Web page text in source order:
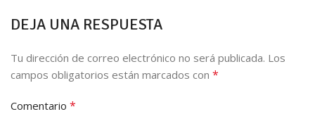
DEJA UNA RESPUESTA
Tu dirección de correo electrónico no será publicada. Los
campos obligatorios están marcados con *
Comentario *